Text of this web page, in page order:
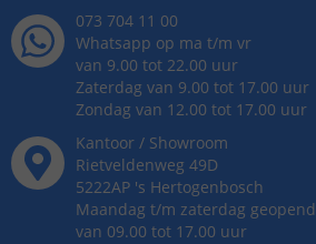
073 704 11 00
Whatsapp op ma t/m vr
van 9.00 tot 22.00 uur
Zaterdag van 9.00 tot 17.00 uur
Zondag van 12.00 tot 17.00 uur
Kantoor / Showroom
Rietveldenweg 49D
5222AP 's Hertogenbosch
Maandag t/m zaterdag geopend
van 09.00 tot 17.00 uur